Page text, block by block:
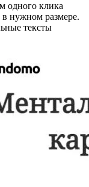
одного клика
в нужном размере.
тексты